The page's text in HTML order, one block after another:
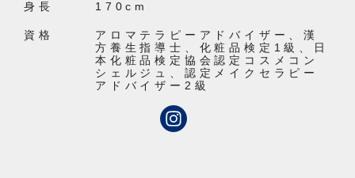
身長 170cm
資格
アロマテラピーアドバイザー、漢
方養生指導士、化粧品検定1級、日
本化粧品検定協会認定コスメコン
シェルジュ、認定メイクセラピー
アドバイザー2級